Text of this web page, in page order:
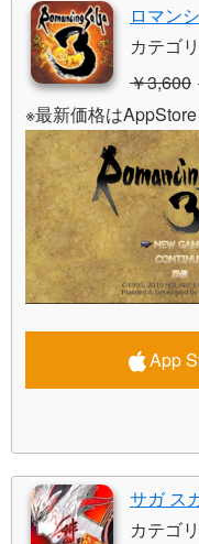
ロマン
カテゴ
￥3,600
※最新価格はAppStore
App
サガ ス
カテゴ